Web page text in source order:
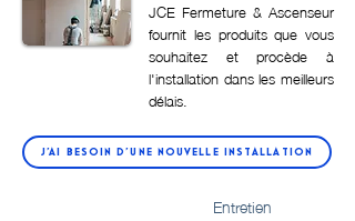
JCE Fermeture & Ascenseur
fournit les produits que vous
souhaitez et procède à
l'installation dans les meilleurs
délais.
J'AI BESOIN D'UNE NOUVELLE INSTALLATION
Entretien